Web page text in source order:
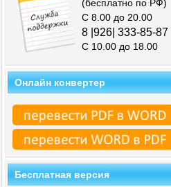
(бесплатно по РФ)
С 8.00 до 20.00
8 |926| 333-85-87
С 10.00 до 18.00
Онлайн конвертер
Бесплатная версия